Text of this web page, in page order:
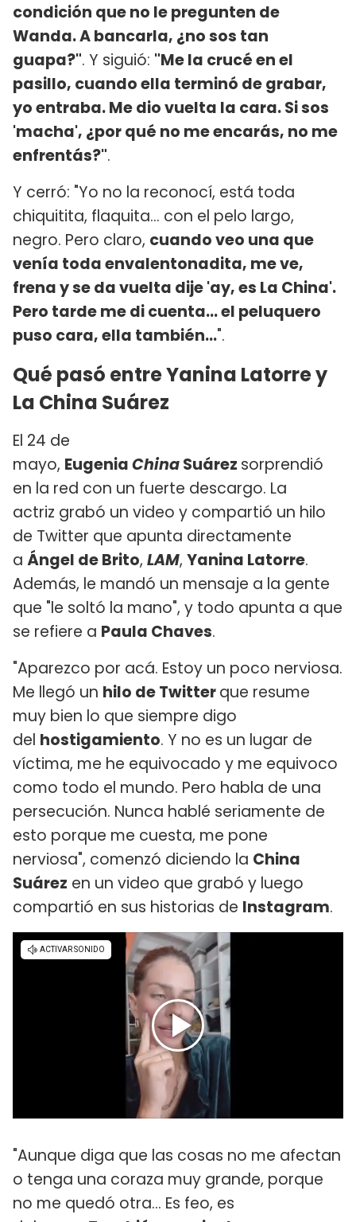
condición que no le pregunten de
Wanda. A bancarla, ¿no sos tan
guapa?". Y siguió: "Me la crucé en el
pasillo, cuando ella terminó de grabar,
yo entraba. Me dio vuelta la cara. Si sos
'macha', ¿por qué no me encarás, no me
enfrentás?".
Y cerró: "Yo no la reconocí, está toda
chiquitita, flaquita... con el pelo largo,
negro. Pero claro, cuando veo una que
venía toda envalentonadita, me ve,
frena y se da vuelta dije 'ay, es La China'.
Pero tarde me di cuenta... el peluquero
puso cara, ella también...".
Qué pasó entre Yanina Latorre y
La China Suárez
El 24 de
mayo, EugeniaChinaSuárez sorprendió
en la red con un fuerte descargo. La
actriz grabó un video y compartió un hilo
de Twitter que apunta directamente
a Ángel de Brito, LAM, Yanina Latorre.
Además, le mandó un mensaje a la gente
que "le soltó la mano", y todo apunta a que
se refiere a Paula Chaves.
"Aparezco por acá. Estoy un poco nerviosa.
Me llegó un hilo de Twitterque resume
muy bien lo que siempre digo
del hostigamiento. Y no es un lugar de
víctima, me he equivocado y me equivoco
como todo el mundo. Pero habla de una
persecución. Nunca hablé seriamente de
esto porque me cuesta, me pone
nerviosa", comenzó diciendo la China
Suárez en un video que grabó y luego
compartió en sus historias de Instagram.
"Aunque diga que las cosas no me afectan
o tenga una coraza muy grande, porque
no me quedó otra... Es feo, es